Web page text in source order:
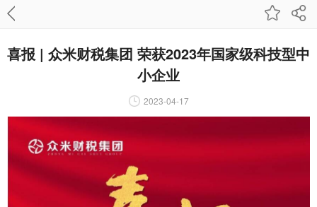
喜报 | 众米财税集团 荣获2023年国家级科技型中
小企业
2023-04-17